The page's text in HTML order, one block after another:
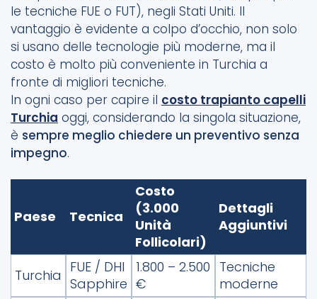
le tecniche FUE o FUT), negli Stati Uniti. Il
vantaggio è evidente a colpo d’occhio, non solo
si usano delle tecnologie più moderne, ma il
costo è molto più conveniente in Turchia a
fronte di migliori tecniche.
In ogni caso per capire il costo trapianto capelli
Turchia oggi, considerando la singola situazione,
è sempre meglio chiedere un preventivo senza
impegno.
Paese Tecnica
Costo
(3.000
Unità
Follicolari)
Dettagli
Aggiuntivi
Turchia FUE / DHI
Sapphire
1.800 – 2.500
€
Tecniche
moderne